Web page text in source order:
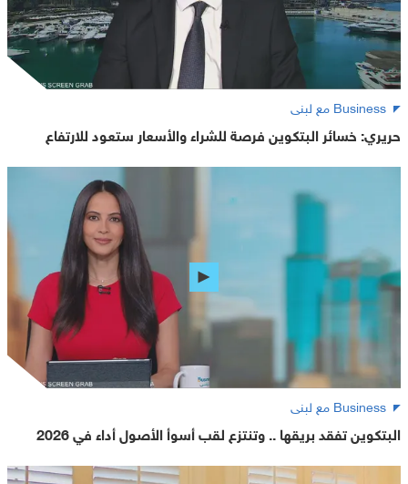
Business مع لبنى
حريري: خسائر البتكوين فرصة للشراء والأسعار ستعود للارتفاع
Business مع لبنى
البتكوين تفقد بريقها .. وتنتزع لقب أسوأ الأصول أداء في 2026